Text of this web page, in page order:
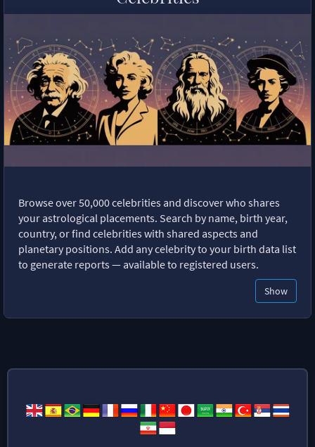
Browse over 50,000 celebrities and discover who shares
your astrological placements. Search by name, birth year,
country, or find celebrities with shared aspects and
planetary positions. Add any celebrity to your birth data list
to generate reports — available to registered users.
Show